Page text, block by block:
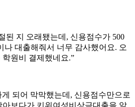
된 지 오래됐는데, 신용점수가 500
나 대출해줘서 너무 감사했어요. 오
원비 결제했네요.”
되어 막막했는데, 신용점수만으로
보다가 키위여성비상금대출을 알